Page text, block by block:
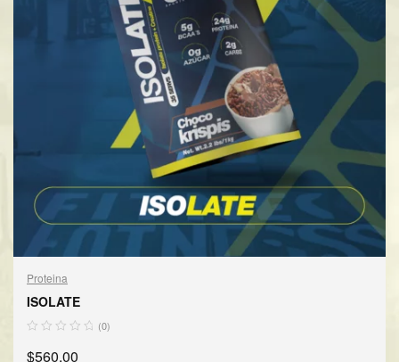
Proteina
ISOLATE
(0)
$560.00